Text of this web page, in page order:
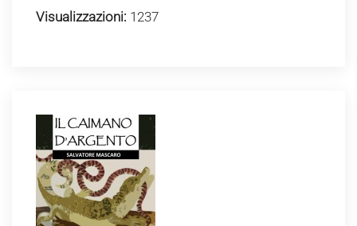
Visualizzazioni: 1237